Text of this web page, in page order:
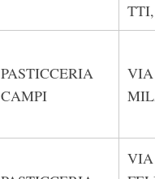
PASTICCERIA
CAMPI
VIA
VIA